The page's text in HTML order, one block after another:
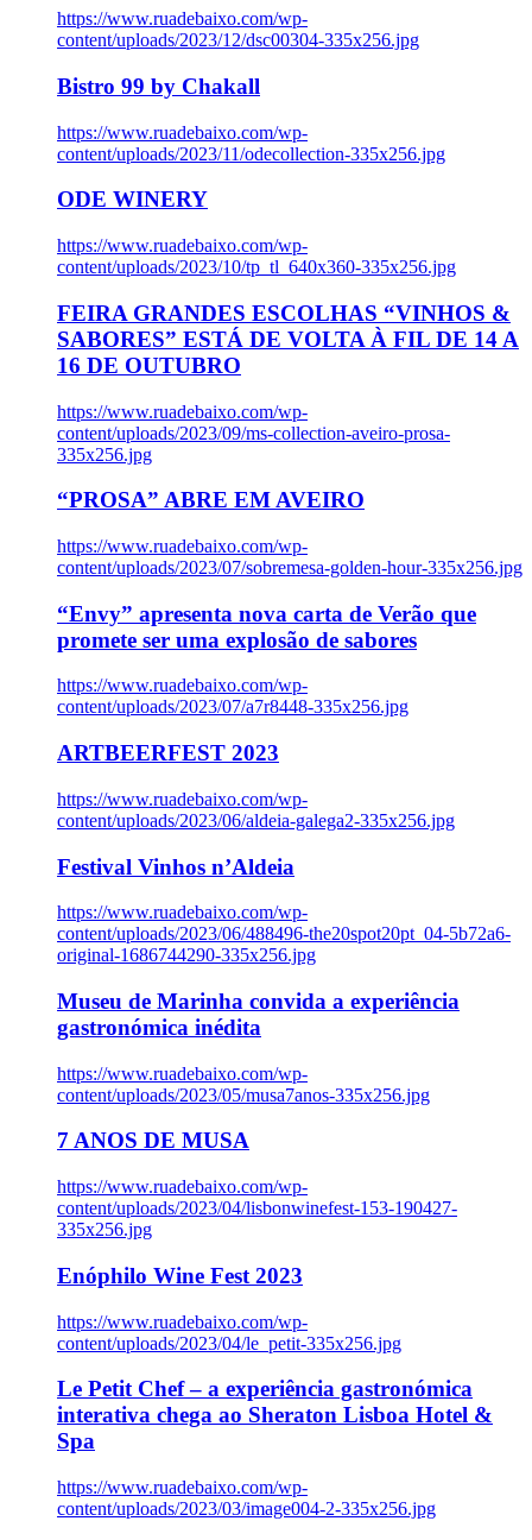
https://www.ruadebaixo.com/wp-
content/uploads/2023/12/dsc00304-335x256.jpg
Bistro 99 by Chakall
https://www.ruadebaixo.com/wp-
content/uploads/2023/11/odecollection-335x256.jpg
ODE WINERY
https://www.ruadebaixo.com/wp-
content/uploads/2023/10/tp_tl_640x360-335x256.jpg
FEIRA GRANDES ESCOLHAS “VINHOS &
SABORES” ESTÁ DE VOLTA À FIL DE 14 A
16 DE OUTUBRO
https://www.ruadebaixo.com/wp-
content/uploads/2023/09/ms-collection-aveiro-prosa-
335x256.jpg
“PROSA” ABRE EM AVEIRO
https://www.ruadebaixo.com/wp-
content/uploads/2023/07/sobremesa-golden-hour-335x256.jpg
“Envy” apresenta nova carta de Verão que
promete ser uma explosão de sabores
https://www.ruadebaixo.com/wp-
content/uploads/2023/07/a7r8448-335x256.jpg
ARTBEERFEST 2023
https://www.ruadebaixo.com/wp-
content/uploads/2023/06/aldeia-galega2-335x256.jpg
Festival Vinhos n’Aldeia
https://www.ruadebaixo.com/wp-
content/uploads/2023/06/488496-the20spot20pt_04-5b72a6-
original-1686744290-335x256.jpg
Museu de Marinha convida a experiência
gastronómica inédita
https://www.ruadebaixo.com/wp-
content/uploads/2023/05/musa7anos-335x256.jpg
7 ANOS DE MUSA
https://www.ruadebaixo.com/wp-
content/uploads/2023/04/lisbonwinefest-153-190427-
335x256.jpg
Enóphilo Wine Fest 2023
https://www.ruadebaixo.com/wp-
content/uploads/2023/04/le_petit-335x256.jpg
Le Petit Chef – a experiência gastronómica
interativa chega ao Sheraton Lisboa Hotel &
Spa
https://www.ruadebaixo.com/wp-
content/uploads/2023/03/image004-2-335x256.jpg